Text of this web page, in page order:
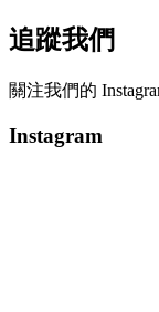
追蹤我們
關注我們的
Instagram